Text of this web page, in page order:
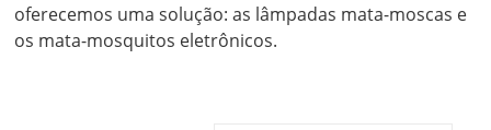
oferecemos uma solução: as lâmpadas mata-moscas e
os mata-mosquitos eletrônicos.